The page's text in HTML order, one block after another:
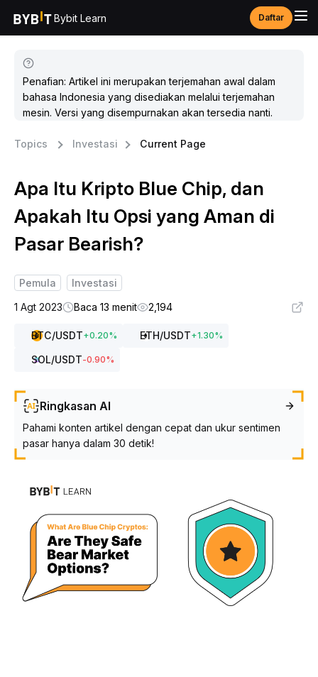
Bybit Learn Daftar
Penafian: Artikel ini merupakan terjemahan awal dalam
bahasa Indonesia yang disediakan melalui terjemahan
mesin. Versi yang disempurnakan akan tersedia nanti.
Topics Investasi Current Page
Apa Itu Kripto Blue Chip, dan
Apakah Itu Opsi yang Aman di
Pasar Bearish?
Pemula
Investasi
1 Agt 2023
Baca 13 menit 2,194
BTC/USDT+0.20% ETH/USDT+1.30%
SOL/USDT-0.90%
Ringkasan AI
Pahami konten artikel dengan cepat dan ukur sentimen
pasar hanya dalam 30 detik!